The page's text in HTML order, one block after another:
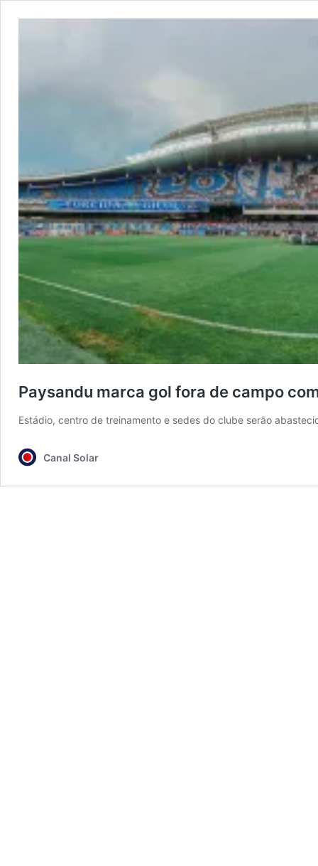
Paysandu marca gol fora de campo
Estádio, centro de treinamento e sedes do clube serão
Canal Solar